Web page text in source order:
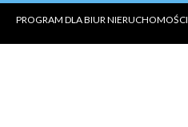
PROGRAM DLA BIUR NIERUCHOMOŚCI